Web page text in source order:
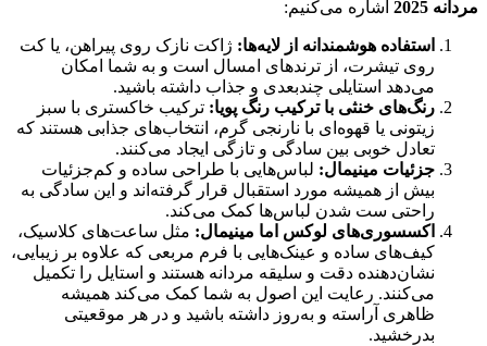
مردانه 2025 اشاره می‌کنیم:
استفاده هوشمندانه از لایه‌ها: ژاکت نازک روی پیراهن، یا کت
روی تیشرت، از ترندهای امسال است و به شما امکان
می‌دهد استایلی چندبعدی و جذاب داشته باشید.
رنگ‌های خنثی با ترکیب رنگ پویا: ترکیب خاکستری با سبز
زیتونی یا قهوه‌ای با نارنجی گرم، انتخاب‌های جذابی هستند که
تعادل خوبی بین سادگی و تازگی ایجاد می‌کنند.
جزئیات مینیمال: لباس‌هایی با طراحی ساده و کم‌جزئیات
بیش از همیشه مورد استقبال قرار گرفته‌اند و این سادگی به
راحتی ست شدن لباس‌ها کمک می‌کند.
اکسسوری‌های لوکس اما مینیمال: مثل ساعت‌های کلاسیک،
کیف‌های ساده و عینک‌هایی با فرم مربعی که علاوه بر زیبایی،
نشان‌دهنده دقت و سلیقه مردانه هستند و استایل را تکمیل
می‌کنند. رعایت این اصول به شما کمک می‌کند همیشه
ظاهری آراسته و به‌روز داشته باشید و در هر موقعیتی
بدرخشید.